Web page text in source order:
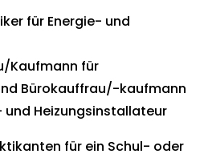
für Energie- und
Kaufmann für
Bürokauffrau/-kaufmann
Heizungsinstallateur
für ein Schul- oder